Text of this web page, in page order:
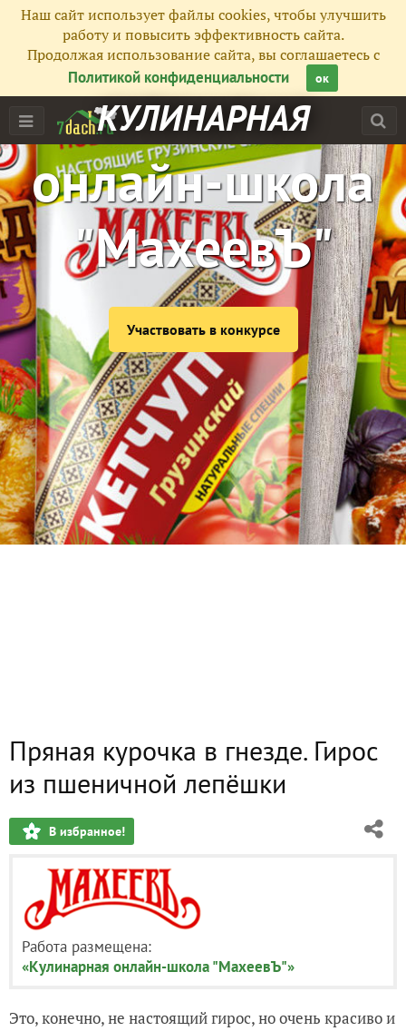
КУЛИНАРНАЯ
онлайн-школа
"МахеевЪ"
Участвовать в конкурсе
Наш сайт использует файлы cookies, чтобы улучшить
работу и повысить эффективность сайта.
Продолжая использование сайта, вы соглашаетесь с
Политикой конфиденциальности
ок
Пряная курочка в гнезде. Гирос
из пшеничной лепёшки
В избранное!
Работа размещена:
«Кулинарная онлайн-школа "МахеевЪ"»
Это, конечно, не настоящий гирос, но очень красиво и